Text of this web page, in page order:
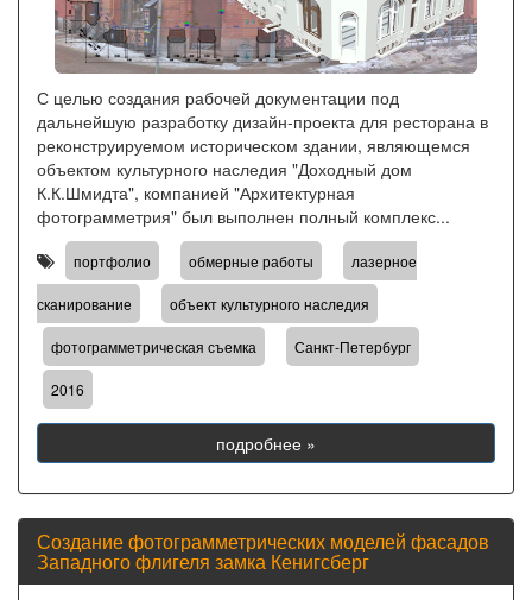
С целью создания рабочей документации под
дальнейшую разработку дизайн-проекта для ресторана в
реконструируемом историческом здании, являющемся
объектом культурного наследия "Доходный дом
К.К.Шмидта", компанией "Архитектурная
фотограмметрия" был выполнен полный комплекс...
портфолио обмерные работы лазерное
сканирование объект культурного наследия
фотограмметрическая съемка Санкт-Петербург
2016
подробнее »
Создание фотограмметрических моделей фасадов
Западного флигеля замка Кенигсберг